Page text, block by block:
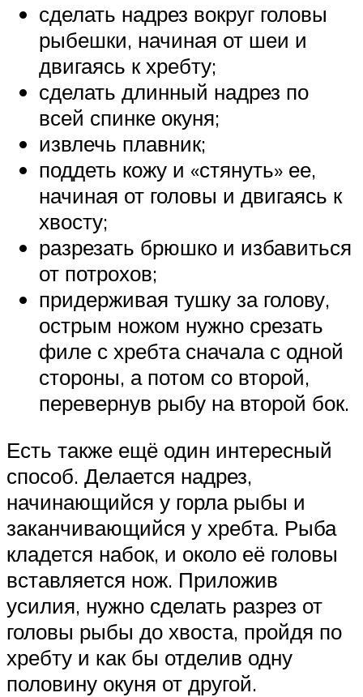
сделать надрез вокруг головы
рыбешки, начиная от шеи и
двигаясь к хребту;
сделать длинный надрез по
всей спинке окуня;
извлечь плавник;
поддеть кожу и «стянуть» ее,
начиная от головы и двигаясь к
хвосту;
разрезать брюшко и избавиться
от потрохов;
придерживая тушку за голову,
острым ножом нужно срезать
филе с хребта сначала с одной
стороны, а потом со второй,
перевернув рыбу на второй бок.
Есть также ещё один интересный
способ. Делается надрез,
начинающийся у горла рыбы и
заканчивающийся у хребта. Рыба
кладется набок, и около её головы
вставляется нож. Приложив
усилия, нужно сделать разрез от
головы рыбы до хвоста, пройдя по
хребту и как бы отделив одну
половину окуня от другой.